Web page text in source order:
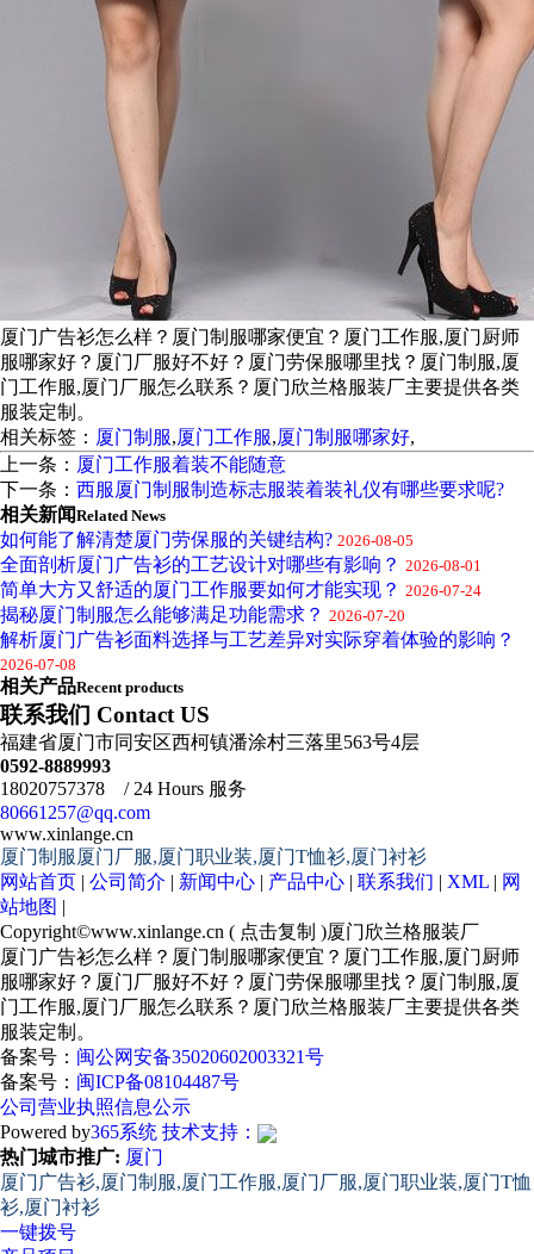
厦门广告衫怎么样？厦门制服哪家便宜？厦门工作服,厦门厨师
服哪家好？厦门厂服好不好？厦门劳保服哪里找？厦门制服,厦
门工作服,厦门厂服怎么联系？厦门欣兰格服装厂主要提供各类
服装定制。
相关标签： 厦门制服,厦门工作服,厦门制服哪家好,
上一条： 厦门工作服着装不能随意
下一条： 西服厦门制服制造标志服装着装礼仪有哪些要求呢?
相关新闻Related News
如何能了解清楚厦门劳保服的关键结构? 2026-08-05
全面剖析厦门广告衫的工艺设计对哪些有影响？ 2026-08-01
简单大方又舒适的厦门工作服要如何才能实现？ 2026-07-24
揭秘厦门制服怎么能够满足功能需求？ 2026-07-20
解析厦门广告衫面料选择与工艺差异对实际穿着体验的影响？
2026-07-08
相关产品Recent products
联系我们 Contact US
福建省厦门市同安区西柯镇潘涂村三落里563号4层
0592-8889993
18020757378 / 24 Hours 服务
80661257@qq.com
www.xinlange.cn
厦门制服厦门厂服,厦门职业装,厦门T恤衫,厦门衬衫
网站首页 | 公司简介 | 新闻中心 | 产品中心 | 联系我们 | XML | 网
站地图 |
Copyright©www.xinlange.cn ( 点击复制 )厦门欣兰格服装厂
厦门广告衫怎么样？厦门制服哪家便宜？厦门工作服,厦门厨师
服哪家好？厦门厂服好不好？厦门劳保服哪里找？厦门制服,厦
门工作服,厦门厂服怎么联系？厦门欣兰格服装厂主要提供各类
服装定制。
备案号： 闽公网安备35020602003321号
备案号： 闽ICP备08104487号
公司营业执照信息公示
Powered by365系统 技术支持：
热门城市推广: 厦门
厦门广告衫,厦门制服,厦门工作服,厦门厂服,厦门职业装,厦门T恤
衫,厦门衬衫
一键拨号